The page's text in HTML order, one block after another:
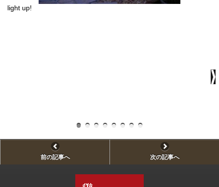
light up!
前の記事へ 次の記事へ